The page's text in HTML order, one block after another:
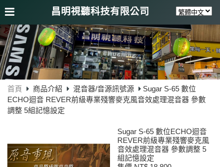
昌明視聽科技有限公司
首頁 商品介紹 混音器/音源訊號源
Sugar S-65 數位
ECHO迴音 REVER前級專業殘響麥克風音效處理混音器 參數
調整 5組記憶設定
Sugar S-65 數位ECHO迴音
REVER前級專業殘響麥克風
音效處理混音器 參數調整 5
組記憶設定